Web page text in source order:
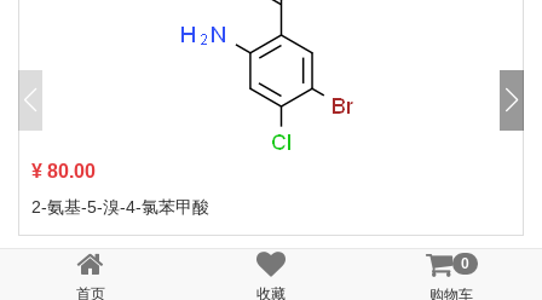
首页 收藏
0
购物车
¥ 80.00
2-氨基-5-溴-4-氯苯甲酸